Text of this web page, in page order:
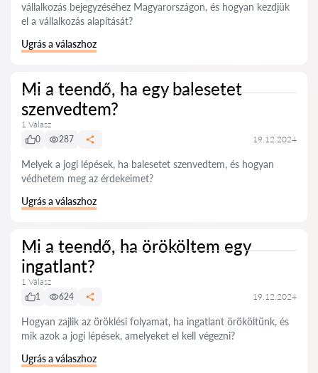
vállalkozás bejegyzéséhez Magyarországon, és hogyan kezdjük
el a vállalkozás alapítását?
Ugrás a válaszhoz
Mi a teendő, ha egy balesetet
szenvedtem?
1 Válasz
0
287 19.12.2024
Melyek a jogi lépések, ha balesetet szenvedtem, és hogyan
védhetem meg az érdekeimet?
Ugrás a válaszhoz
Mi a teendő, ha örököltem egy
ingatlant?
1 Válasz
1
624 19.12.2024
Hogyan zajlik az öröklési folyamat, ha ingatlant örököltünk, és
mik azok a jogi lépések, amelyeket el kell végezni?
Ugrás a válaszhoz